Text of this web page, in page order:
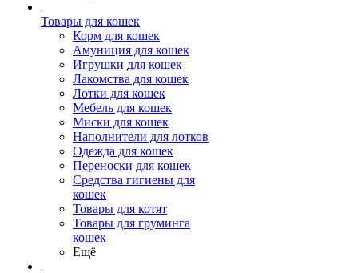
Товары для кошек
Корм для кошек
Амуниция для кошек
Игрушки для кошек
Лакомства для кошек
Лотки для кошек
Мебель для кошек
Миски для кошек
Наполнители для лотков
Одежда для кошек
Переноски для кошек
Средства гигиены для
кошек
Товары для котят
Товары для груминга
кошек
Ещё